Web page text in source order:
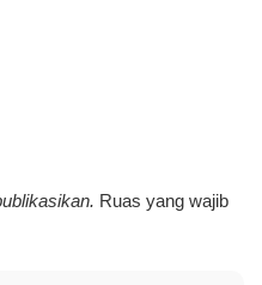
Ruas yang wajib